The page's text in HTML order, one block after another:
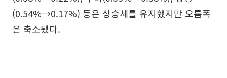
(0.54%→0.17%) 등은 상승세를 유지했지만 오름폭
은 축소됐다.